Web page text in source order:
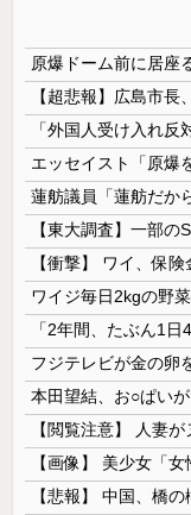
「外国人受け入れ
本田望結、お○ぱい